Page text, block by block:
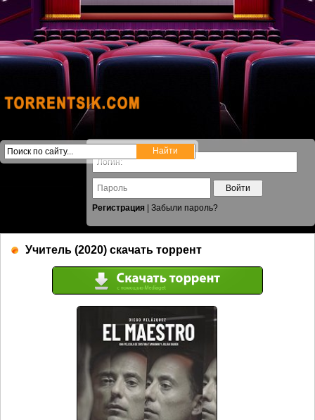
Войти
Регистрация
Забыли пароль?
Учитель (2020) скачать торрент